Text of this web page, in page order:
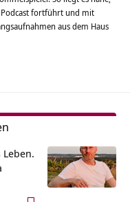
Podcast fortführt und mit
aus dem Haus